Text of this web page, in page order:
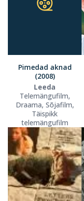
Pimedad aknad
(2008)
Leeda
Telemängufilm,
Draama, Sõjafilm,
Täispikk
telemängufilm